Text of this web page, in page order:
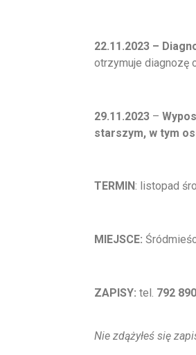
22.11.2023 –
otrzymuje diagnozę
29.11.2023 –
starszym, w tym
TERMIN: listopad
MIEJSCE:
ZAPISY: tel. 792
Nie zdążyłeś się